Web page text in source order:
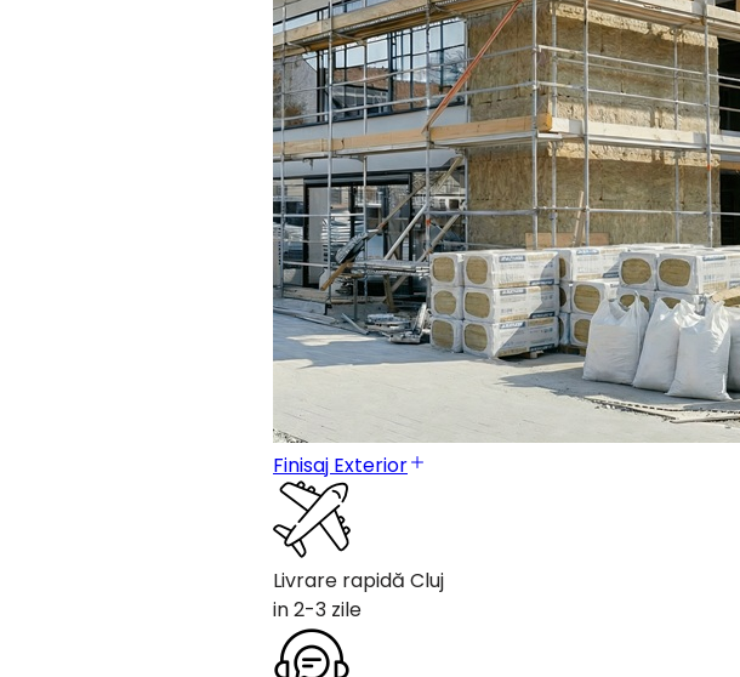
Finisaj Exterior
Livrare rapidă Cluj
in 2-3 zile